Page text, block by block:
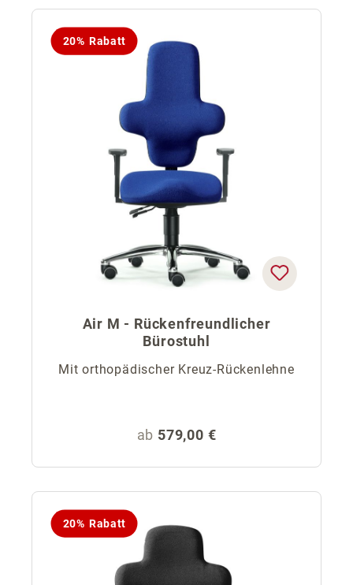
20% Rabatt
Air M - Rückenfreundlicher
Bürostuhl
Mit orthopädischer Kreuz-Rückenlehne
Regulärer Preis:
ab 579,00 €
20% Rabatt